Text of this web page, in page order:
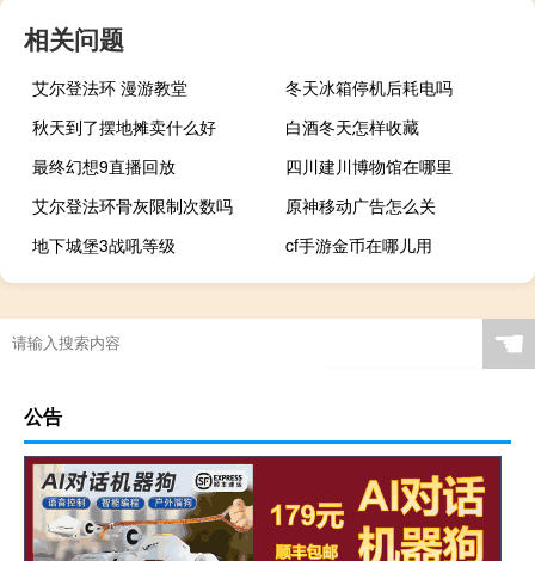
相关问题
艾尔登法环 漫游教堂
冬天冰箱停机后耗电吗
秋天到了摆地摊卖什么好
白酒冬天怎样收藏
最终幻想9直播回放
四川建川博物馆在哪里
艾尔登法环骨灰限制次数吗
原神移动广告怎么关
地下城堡3战吼等级
cf手游金币在哪儿用
☚
公告